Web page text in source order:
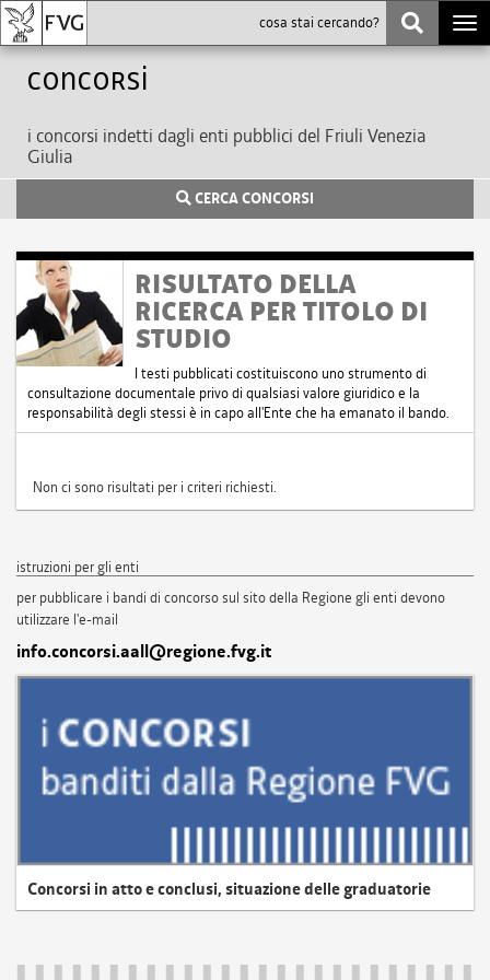
Concorsi
i concorsi indetti dagli enti pubblici del Friuli Venezia
Giulia
CERCA CONCORSI
RISULTATO DELLA
RICERCA PER TITOLO DI
STUDIO
I testi pubblicati costituiscono uno strumento di
consultazione documentale privo di qualsiasi valore giuridico e la
responsabilità degli stessi è in capo all'Ente che ha emanato il bando.
Non ci sono risultati per i criteri richiesti.
istruzioni per gli enti
per pubblicare i bandi di concorso sul sito della Regione gli enti devono
utilizzare l'e-mail
info.concorsi.aall@regione.fvg.it
Concorsi in atto e conclusi, situazione delle graduatorie